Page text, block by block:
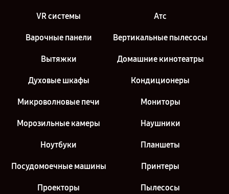
VR системы Атс
Варочные панели Вертикальные пылесосы
Вытяжки Домашние кинотеатры
Духовые шкафы Кондиционеры
Микроволновые печи Мониторы
Морозильные камеры Наушники
Ноутбуки Планшеты
Посудомоечные машины Принтеры
Проекторы Пылесосы